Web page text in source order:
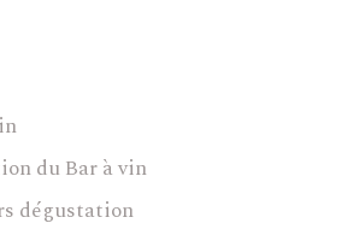
du Bar à vin
dégustation